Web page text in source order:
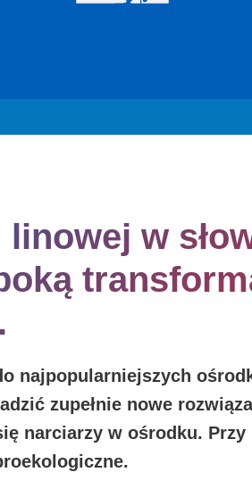
w
najpopularniejszych
zupełnie nowe
narciarzy w ośrodku.